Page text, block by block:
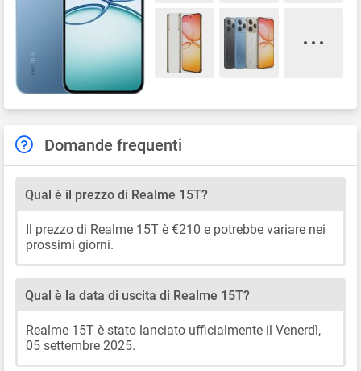
Domande frequenti
Qual è il prezzo di Realme 15T?
Il prezzo di Realme 15T è €210 e potrebbe variare nei
prossimi giorni.
Qual è la data di uscita di Realme 15T?
Realme 15T è stato lanciato ufficialmente il Venerdì,
05 settembre 2025.